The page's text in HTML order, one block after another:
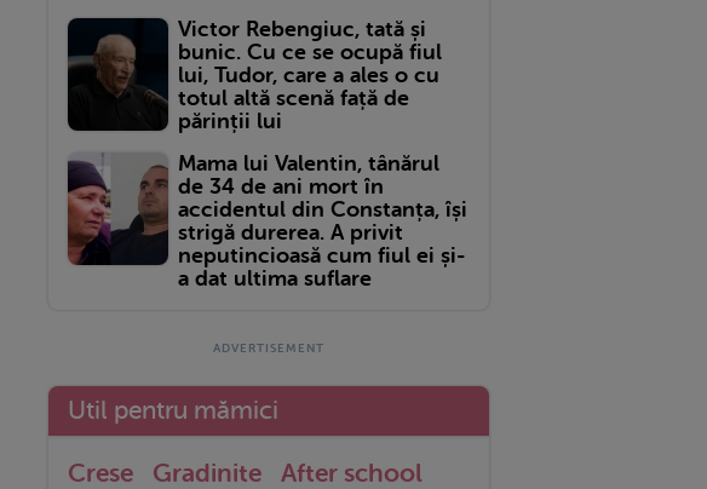
Victor Rebengiuc, tată și
bunic. Cu ce se ocupă fiul
lui, Tudor, care a ales o cu
totul altă scenă față de
părinții lui
Mama lui Valentin, tânărul
de 34 de ani mort în
accidentul din Constanța, își
strigă durerea. A privit
neputincioasă cum fiul ei și-
a dat ultima suflare
Util pentru mămici
Crese Gradinite
After school